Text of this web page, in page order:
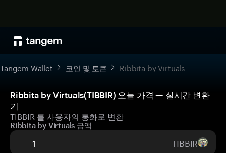
Tangem Wallet 코인 및 토큰 Ribbita by Virtuals
Ribbita by Virtuals(TIBBIR) 오늘 가격 — 실시간 변환
기
TIBBIR 를 사용자의 통화로 변환
Ribbita by Virtuals 금액
TIBBIR